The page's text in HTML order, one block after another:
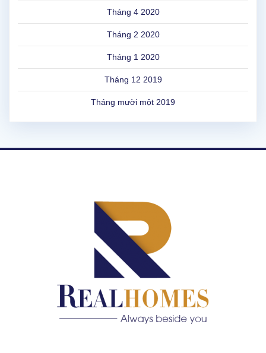
Tháng 4 2020
Tháng 2 2020
Tháng 1 2020
Tháng 12 2019
Tháng mười một 2019